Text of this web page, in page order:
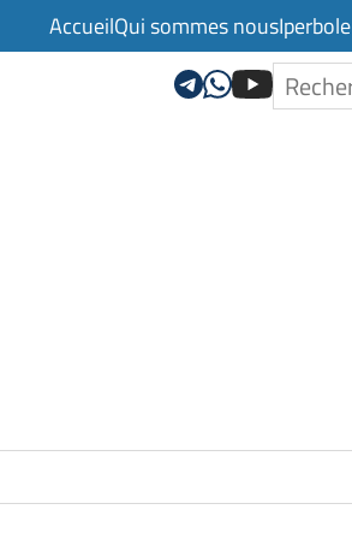
AccueilQui sommes nousIperbole